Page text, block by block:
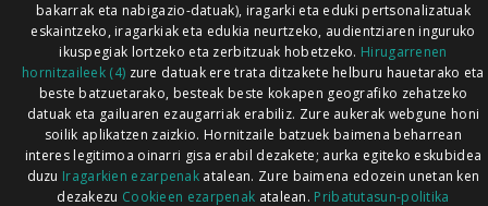
bakarrak eta nabigazio-datuak), iragarki eta eduki pertsonalizatuak
eskaintzeko, iragarkiak eta edukia neurtzeko, audientziaren inguruko
ikuspegiak lortzeko eta zerbitzuak hobetzeko. Hirugarrenen
hornitzaileek (4) zure datuak ere trata ditzakete helburu hauetarako eta
beste batzuetarako, besteak beste kokapen geografiko zehatzeko
datuak eta gailuaren ezaugarriak erabiliz. Zure aukerak webgune honi
soilik aplikatzen zaizkio. Hornitzaile batzuek baimena beharrean
interes legitimoa oinarri gisa erabil dezakete; aurka egiteko eskubidea
duzu Iragarkien ezarpenak atalean. Zure baimena edozein unetan ken
dezakezu Cookieen ezarpenak atalean. Pribatutasun-politika